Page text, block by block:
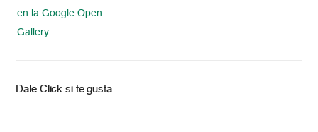
en la Google Open
Gallery
Dale Click si te gusta